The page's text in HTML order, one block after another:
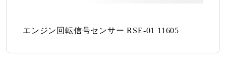
エンジン回転信号センサー RSE-01 11605